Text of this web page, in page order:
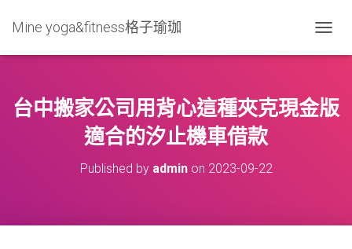
Mine yoga&fitness格子瑜珈
O
L
E
台中搬家公司用背心這種夾克現金版
適合的汐止機車借款
Published by adminon 2023-09-22